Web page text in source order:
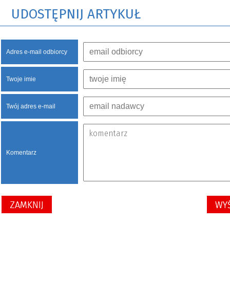
UDOSTĘPNIJ ARTYKUŁ
Adres e-mail odbiorcy
Twoje imie
Twój adres e-mail
Komentarz